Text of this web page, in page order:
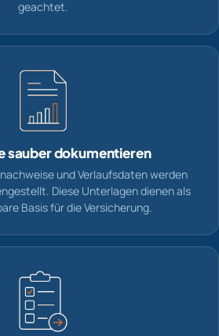
geachtet.
sauber dokumentieren
und Verlaufsdaten werden
Diese Unterlagen dienen als
Basis für die Versicherung.